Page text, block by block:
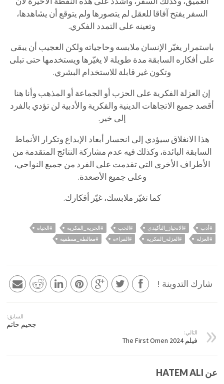
السفر يفتح آفاقا للعقل لم يتصورها ولم يتوقع أن يشاهدها،
وتعينه على التمدد الفكري.
باستمرار يغيّر الإنسان ملابسه وحاجياته ولكن العجيب أن يبقى
على أفكاره السابقة مدة طويلة لا يغيّرها ويستخدمها حتى تبلى
وتكون غير قابلة للاستخدام البشري.
إن العزلة الفكرية على الحزب أو الجماعة أو المذهب وأنا هنا
أقصد جميع الاتجاهات الدينية والفكرية والأدبية لن تؤدي بالفرد
إلى خير.
هذا الانغلاق سيؤدي إلى انحسار أبعاد الإبداع وتكرار الأنماط
السابقة البائدة، وكذلك فيه عدم مشاركة النتائج المتقدمة من
الأطراف الأخرى التي تقدمت على الفرد من جميع النواحي،
وعلى جميع الأصعدة.
كما تغيّر ملابسك، غيّر أفكارك.
#أدب #الانحياز_التأكيدي #الحب #الحرية_الفكرية
#الحياة
#العزلة
#العزلة_الفكرية #القراءة #مغالطة_منطقية
شارك التدوينة !
السابق:
جحيم حاتم
التالي:
فيلم The First Omen 2024
عن HATEM ALI